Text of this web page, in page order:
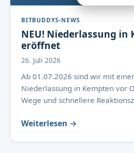
BITBUDDYS-NEWS
NEU! Niederlassung in
eröffnet
26. Juli 2026
Ab 01.07.2026 sind wir mit
Niederlassung in Kempten vor
Wege und schnellere
Weiterlesen →